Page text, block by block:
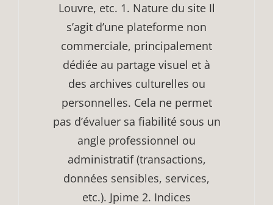
Louvre, etc. 1. Nature du site Il
s’agit d’une plateforme non
commerciale, principalement
dédiée au partage visuel et à
des archives culturelles ou
personnelles. Cela ne permet
pas d’évaluer sa fiabilité sous un
angle professionnel ou
administratif (transactions,
données sensibles, services,
etc.). Jpime 2. Indices